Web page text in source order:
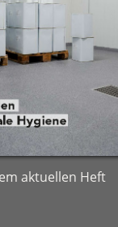
aktuellen Heft